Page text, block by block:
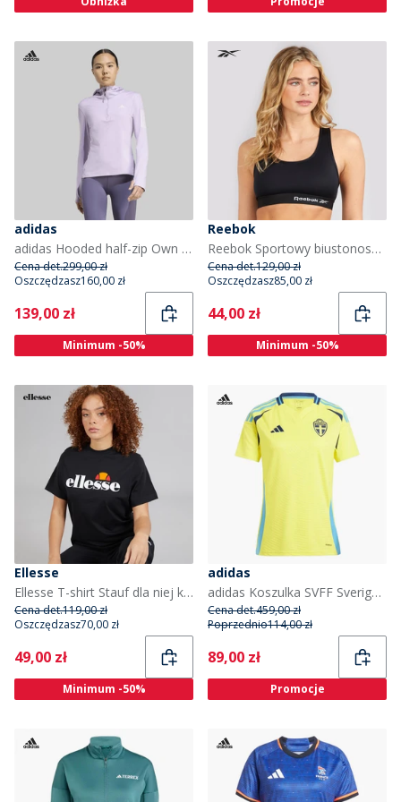
adidas
adidas Hooded half-zip Own The Run Winterized dla niej kolor Powder Plum
Cena det.299,00 zł
Oszczędzasz160,00 zł
Current
139,00 zł
Minimum -50%
Reebok
Reebok Sportowy biustonosz Steffi Performance dla niej kolor czarny
Cena det.129,00 zł
Oszczędzasz85,00 zł
Current
44,00 zł
Minimum -50%
Ellesse
Ellesse T-shirt Stauf dla niej kolor Czarny
Cena det.119,00 zł
Oszczędzasz70,00 zł
Current
49,00 zł
Minimum -50%
adidas
adidas Koszulka SVFF Sverige 2024 Home dla niej kolor Bright Yellow
Cena det.459,00 zł
Poprzednio114,00 zł
Current
89,00 zł
Promocje